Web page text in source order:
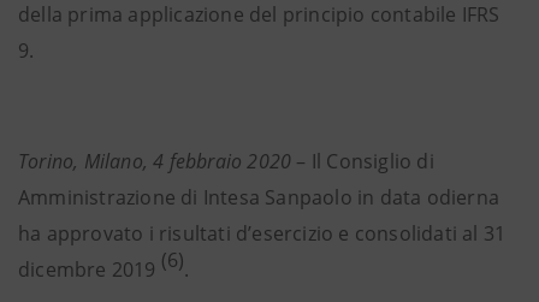
della prima applicazione del principio contabile IFRS
9.
Torino, Milano, 4 febbraio 2020 – Il Consiglio di
Amministrazione di Intesa Sanpaolo in data odierna
ha approvato i risultati d’esercizio e consolidati al 31
dicembre 2019 (6).